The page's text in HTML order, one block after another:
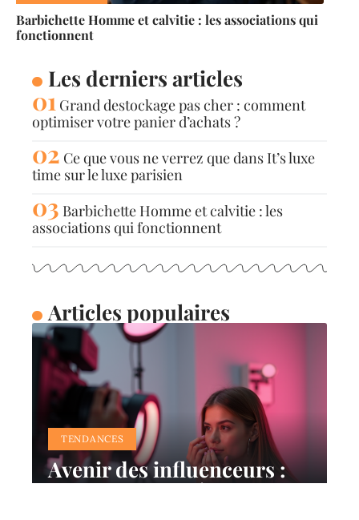
Barbichette Homme et calvitie : les associations qui
fonctionnent
Les derniers articles
Grand destockage pas cher : comment
optimiser votre panier d’achats ?
Ce que vous ne verrez que dans It’s luxe
time sur le luxe parisien
Barbichette Homme et calvitie : les
associations qui fonctionnent
Articles populaires
TENDANCES
Avenir des influenceurs :
tendances et prévisions du